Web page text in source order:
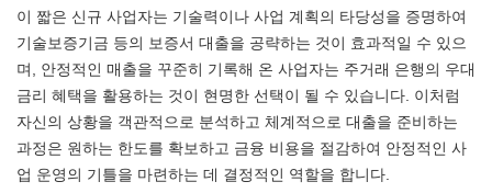
이 짧은 신규 사업자는 기술력이나 사업 계획의 타당성을 증명하여
기술보증기금 등의 보증서 대출을 공략하는 것이 효과적일 수 있으
며, 안정적인 매출을 꾸준히 기록해 온 사업자는 주거래 은행의 우대
금리 혜택을 활용하는 것이 현명한 선택이 될 수 있습니다. 이처럼
자신의 상황을 객관적으로 분석하고 체계적으로 대출을 준비하는
과정은 원하는 한도를 확보하고 금융 비용을 절감하여 안정적인 사
업 운영의 기틀을 마련하는 데 결정적인 역할을 합니다.